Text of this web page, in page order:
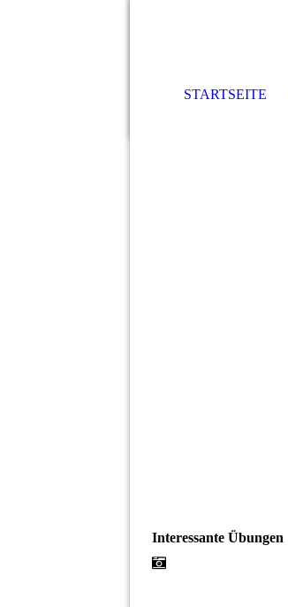
STARTSEITE
Interessante Übungen